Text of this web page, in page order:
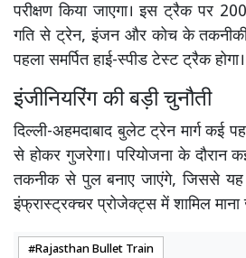
परीक्षण किया जाएगा। इस ट्रैक पर
गति से ट्रेन, इंजन और कोच के तकनीकी
पहला समर्पित हाई-स्पीड टेस्ट ट्रैक होगा।
इंजीनियरिंग की बड़ी चुनौती
दिल्ली-अहमदाबाद बुलेट ट्रेन मार्ग कई
से होकर गुजरेगा। परियोजना के दौरान
तकनीक से पुल बनाए जाएंगे, जिससे यह
इंफ्रास्ट्रक्चर प्रोजेक्ट्स में शामिल माना
Rajasthan Bullet Train